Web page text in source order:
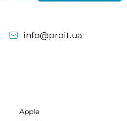
info@proit.ua
Apple